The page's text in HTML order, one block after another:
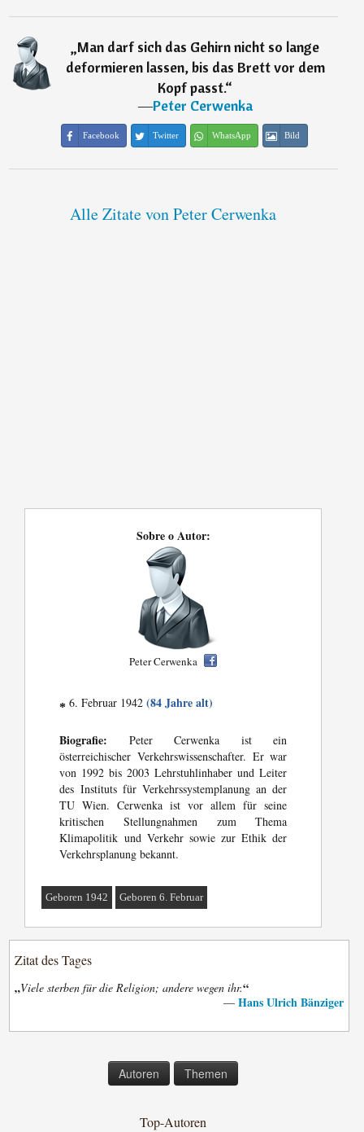
„Man darf sich das Gehirn nicht so lange
deformieren lassen, bis das Brett vor dem
Kopf passt.“
―Peter Cerwenka
Facebook Twitter WhatsApp Bild
Alle Zitate von Peter Cerwenka
Sobre o Autor:
Peter Cerwenka
* 6. Februar 1942(84 Jahre alt)
Biografie: Peter Cerwenka ist ein
österreichischer Verkehrswissenschafter. Er war
von 1992 bis 2003 Lehrstuhlinhaber und Leiter
des Instituts für Verkehrssystemplanung an der
TU Wien. Cerwenka ist vor allem für seine
kritischen Stellungnahmen zum Thema
Klimapolitik und Verkehr sowie zur Ethik der
Verkehrsplanung bekannt.
Geboren 1942 Geboren 6. Februar
Zitat des Tages
„Viele sterben für die Religion; andere wegen ihr.“
— Hans Ulrich Bänziger
Autoren Themen
Top-Autoren